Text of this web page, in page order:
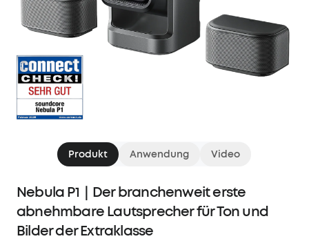
Produkt Anwendung Video
Nebula P1｜Der branchenweit erste
abnehmbare Lautsprecher für Ton und
Bilder der Extraklasse